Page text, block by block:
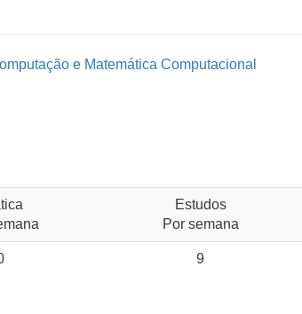
e Matemática Computacional
Estudos
Por semana
9